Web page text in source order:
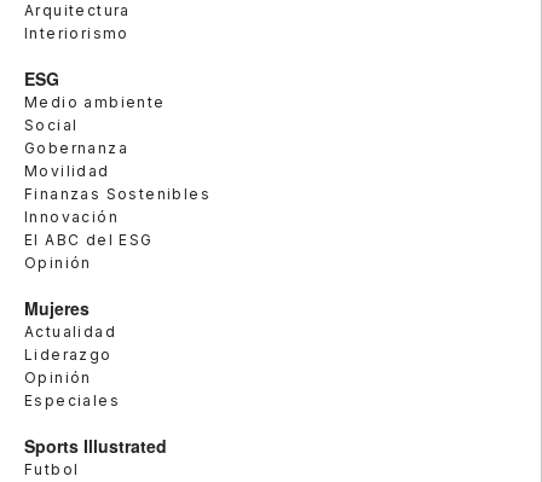
Arquitectura
Interiorismo
ESG
Medio ambiente
Social
Gobernanza
Movilidad
Finanzas Sostenibles
Innovación
El ABC del ESG
Opinión
Mujeres
Actualidad
Liderazgo
Opinión
Especiales
Sports Illustrated
Futbol